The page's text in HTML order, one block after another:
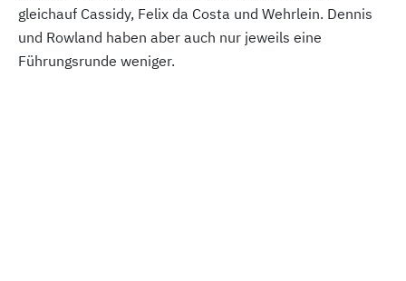
gleichauf Cassidy, Felix da Costa und Wehrlein. Dennis
und Rowland haben aber auch nur jeweils eine
Führungsrunde weniger.